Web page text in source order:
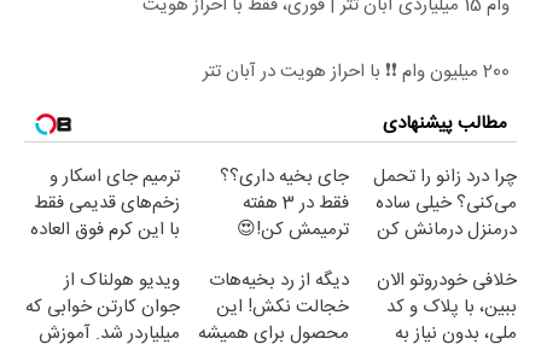
200 میلیون وام ❗❗ با احراز هویت در آبان تتر
مطالب پیشنهادی
چرا درد زانو را تحمل
می‌کنی؟ خیلی ساده
درمنزل درمانش کن
جای بخیه داری؟؟
فقط در 3 هفته
ترمیمش کن!😍
ترمیم جای اسکار و
زخم‌های قدیمی فقط
با این کرم فوق العاده
خلافی خودروتو الان
ببین، با پلاک و کد
ملی، بدون نیاز به
دیگه از رد بخیه‌هات
خجالت نکش! این
محصول برای همیشه
ویدیو هولناک از
جوان کارتن خوابی که
میلیاردر شد. آموزش